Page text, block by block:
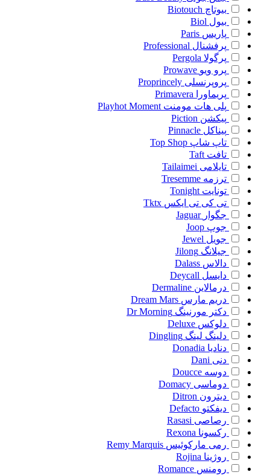
بیوتاچ Biotouch
بیول Biol
پاریس Paris
پرفشنال Professional
پرگولا Pergola
پرو ویو Prowave
پروپرنسلی Proprincely
پریماورا
Primavera
پلی هات مومنت Playhot Moment
پیکشن Piction
پیناکل Pinnacle
تاپ شاپ Top Shop
تافت Taft
تایلامی Tailaimei
ترزمه Tresemme
تونایت Tonight
تی کی تی ایکس Tktx
جگوار Jaguar
جوپ Joop
جویل Jewel
جیلانگ Jilong
دالاس Dalass
دایسل Deycall
درمالاین Dermaline
دریم مارس Dream Mars
دکتر مورنینگ Dr Morning
دلوکس Deluxe
دلینگ لینگ Dingling
دنادیا Donadia
دنی Dani
دوسه Doucce
دوماسی Domacy
دیترون Ditron
دیفکتو Defacto
رصاصی Rasasi
رکسونا Rexona
رمی مارکوئیس Remy Marquis
روژینا Rojina
رومنس Romance